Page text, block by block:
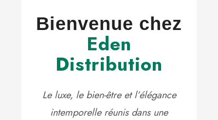
Bienvenue chez
Eden
Distribution
Le luxe, le bien-être et l’élégance
intemporelle réunis dans une